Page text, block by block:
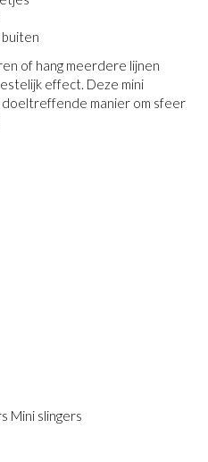
of hang meerdere lijnen
effect. Deze mini
doeltreffende manier om sfeer
Mini slingers